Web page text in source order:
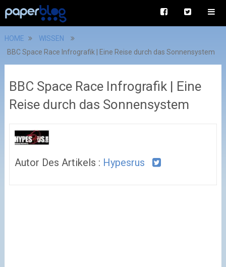
HOME
WISSEN
BBC Space Race Infrografik | Eine Reise durch das Sonnensystem
BBC Space Race Infrografik | Eine
Reise durch das Sonnensystem
Autor Des Artikels : Hypesrus